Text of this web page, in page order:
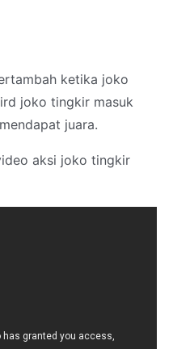
ketika joko
joko tingkir masuk
juara.
aksi joko tingkir